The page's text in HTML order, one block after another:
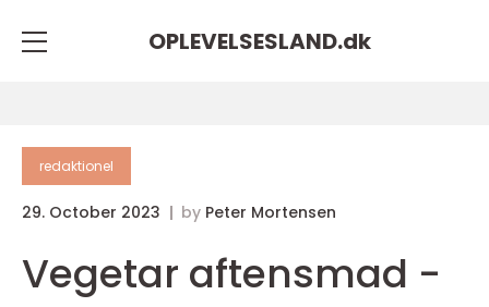
OPLEVELSESLAND.dk
redaktionel
29. October 2023 by Peter Mortensen
Vegetar aftensmad -